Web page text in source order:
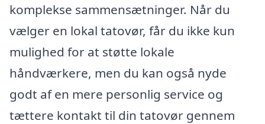
komplekse sammensætninger. Når du
vælger en lokal tatovør, får du ikke kun
mulighed for at støtte lokale
håndværkere, men du kan også nyde
godt af en mere personlig service og
tættere kontakt til din tatovør gennem